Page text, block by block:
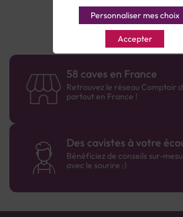
58 caves en France
Retrouvez le réseau Comptoir
partout en France !
Des cavistes à votre
Bénéficiez de conseils sur-
avec le sourire :)
Personnaliser mes choix
Accepter